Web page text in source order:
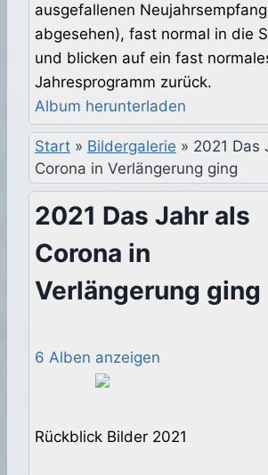
ausgefallenen
abgesehen), fast normal in die
und blicken auf ein fast
Jahresprogramm zurück.
Album herunterladen
Start » Bildergalerie » 2021 Das
Corona in Verlängerung ging
2021 Das Jahr als
Corona in
Verlängerung ging
6 Alben anzeigen
Rückblick Bilder 2021